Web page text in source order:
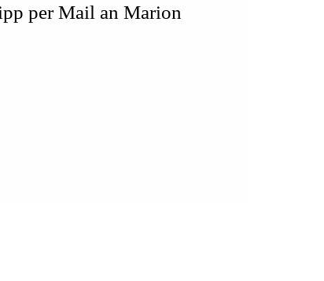
per Mail an Marion